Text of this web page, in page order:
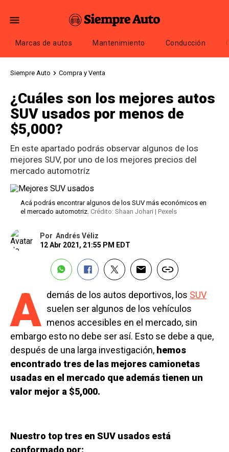
Marcas de autos Mantenimiento Conducción
Siempre Auto Compra y Venta
¿Cuáles son los mejores autos
SUV usados por menos de
$5,000?
En este apartado podrás observar algunos de los
mejores SUV, por uno de los mejores precios del
mercado automotríz
Acá podrás encontrar algunos de los SUV más económicos en
el mercado automotriz. Crédito: Shaan Johari | Pexels
Por Andrés Véliz
12 Abr 2021, 21:55 PM EDT
A demás de los autos deportivos, los SUV
suelen ser algunos de los vehículos
menos accesibles en el mercado, sin
embargo esto no debe ser así. Esto se debe a que,
después de una larga investigación, hemos
encontrado tres de las mejores camionetas
usadas en el mercado que además tienen un
valor mejor a $5,000.
Nuestro top tres en SUV usados está
conformado por: